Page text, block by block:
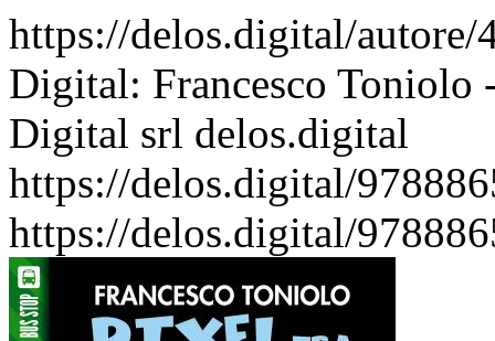
https://delos.digital/
Digital: Francesco
Digital srl delos.digital
https://delos.digital/
https://delos.digital/